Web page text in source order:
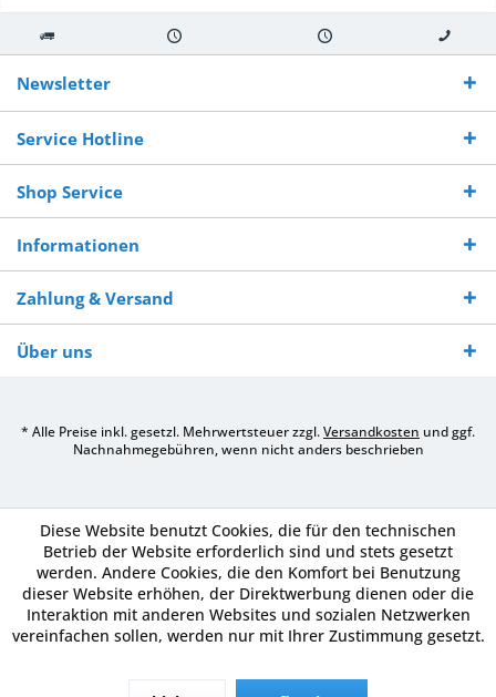
Kostenloser
Versand ab €
250,-
Versand innerhalb von Versand von So erreichen
Sie uns 0160
970 511 90
Newsletter
Service Hotline
Shop Service
Informationen
Zahlung & Versand
Über uns
* Alle Preise inkl. gesetzl. Mehrwertsteuer zzgl.Versandkosten und ggf.
Nachnahmegebühren, wenn nicht anders beschrieben
Diese Website benutzt Cookies, die für den technischen
Betrieb der Website erforderlich sind und stets gesetzt
werden. Andere Cookies, die den Komfort bei Benutzung
dieser Website erhöhen, der Direktwerbung dienen oder die
Interaktion mit anderen Websites und sozialen Netzwerken
vereinfachen sollen, werden nur mit Ihrer Zustimmung gesetzt.